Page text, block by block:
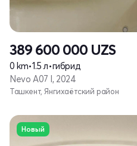
389 600 000 UZS
0 km•1.5 л•гибрид
Nevo A07 I, 2024
Ташкент, Янгихаётский район
Новый